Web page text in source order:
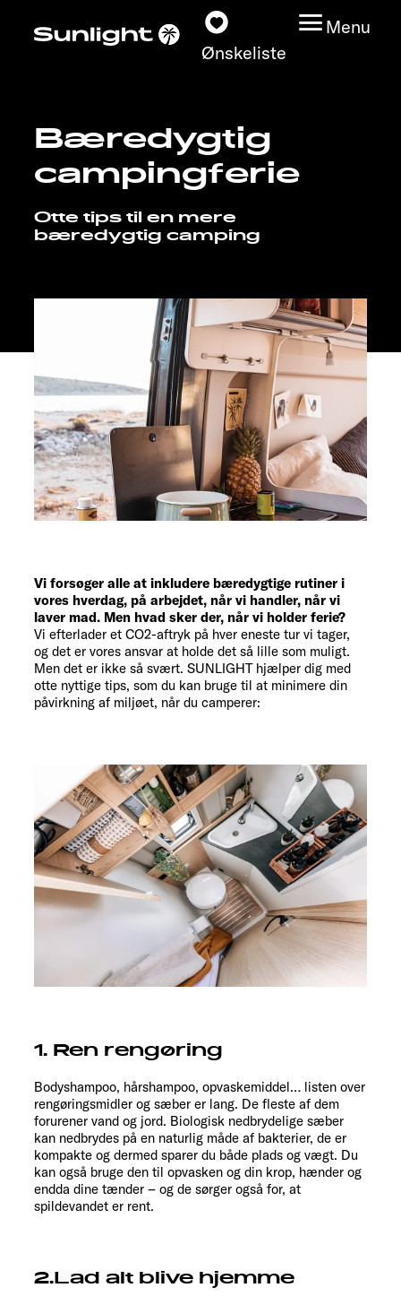
Ønskeliste
Menu
Modeller
Find din Sunlight
Find forhandler
Service
Bæredygtig
campingferie
Otte tips til en mere
bæredygtig camping
Vi forsøger alle at inkludere bæredygtige rutiner i
vores hverdag, på arbejdet, når vi handler, når vi
laver mad. Men hvad sker der, når vi holder ferie?
Vi efterlader et CO2-aftryk på hver eneste tur vi tager,
og det er vores ansvar at holde det så lille som muligt.
Men det er ikke så svært. SUNLIGHT hjælper dig med
otte nyttige tips, som du kan bruge til at minimere din
påvirkning af miljøet, når du camperer:
1. Ren rengøring
Bodyshampoo, hårshampoo, opvaskemiddel… listen over
rengøringsmidler og sæber er lang. De fleste af dem
forurener vand og jord. Biologisk nedbrydelige sæber
kan nedbrydes på en naturlig måde af bakterier, de er
kompakte og dermed sparer du både plads og vægt. Du
kan også bruge den til opvasken og din krop, hænder og
endda dine tænder – og de sørger også for, at
spildevandet er rent.
2.Lad alt blive hjemme